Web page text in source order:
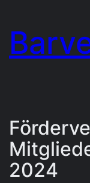
Inhalt
springen
2024